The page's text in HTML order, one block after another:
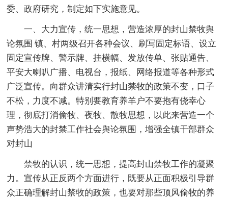
委、政府研究，制定如下实施意见。
一、大力宣传，统一思想，营造浓厚的封山禁牧舆
论氛围 镇、村两级召开各种会议、刷写固定标语、设立
固定宣传牌、警示牌、挂横幅、发放传单、张贴通告、
平安大喇叭广播、电视台，报纸、网络报道等各种形式
广泛宣传。向群众讲清实行封山禁牧的政策不变，口子
不松，力度不减。特别要教育养羊户不要抱有侥幸心
理，彻底打消偷牧、夜牧、散牧思想，以此来营造一个
声势浩大的封禁工作社会舆论氛围，增强全镇干部群众
对封山
禁牧的认识，统一思想，提高封山禁牧工作的凝聚
力。宣传从正反两个方面进行，既要从正面积极引导群
众正确理解封山禁牧的政策，也要对那些顶风偷牧的养